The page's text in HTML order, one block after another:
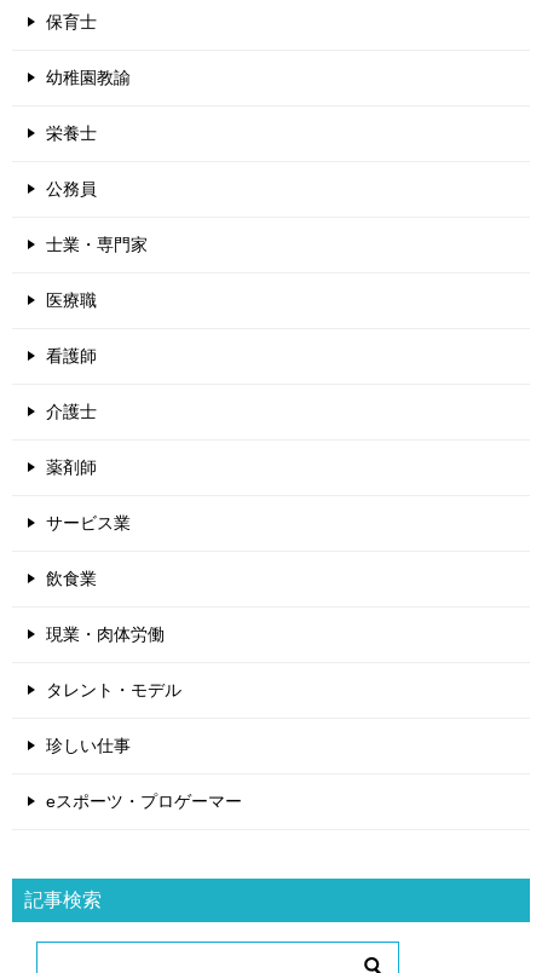
保育士
幼稚園教諭
栄養士
公務員
士業・専門家
医療職
看護師
介護士
薬剤師
サービス業
飲食業
現業・肉体労働
タレント・モデル
珍しい仕事
eスポーツ・プロゲーマー
記事検索